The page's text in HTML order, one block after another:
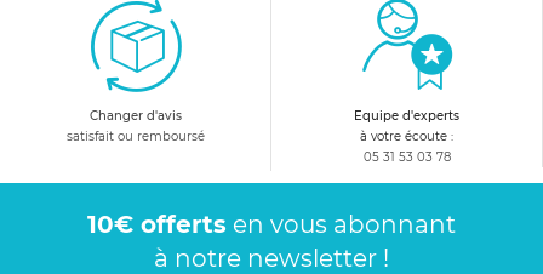
Changer d'avis
satisfait ou remboursé
Equipe d'experts
à votre écoute :
05 31 53 03 78
10€ offerts en vous abonnant
à notre newsletter !